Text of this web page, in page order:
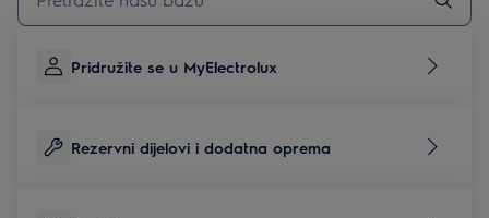
Pridružite se u MyElectrolux
Rezervni dijelovi i dodatna oprema